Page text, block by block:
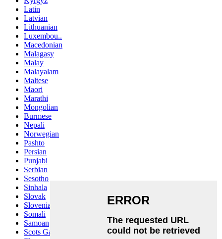
Latin
Latvian
Lithuanian
Luxembou..
Macedonian
Malagasy
Malay
Malayalam
Maltese
Maori
Marathi
Mongolian
Burmese
Nepali
Norwegian
Pashto
Persian
Punjabi
Serbian
Sesotho
Sinhala
Slovak
Slovenian
Somali
Samoan
Scots Gaelic